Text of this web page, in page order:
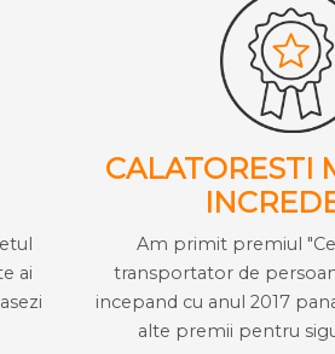
ai
CALATORESTI
Am primit premiul
transportator de
incepand cu anul 2017
alte premii pentru